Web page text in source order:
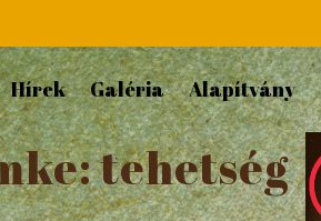
Hírek Galéria Alapítvány
tehetség